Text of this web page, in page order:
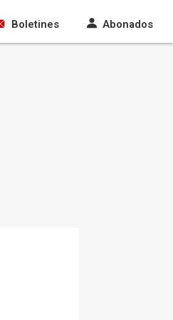
Boletines Abonados